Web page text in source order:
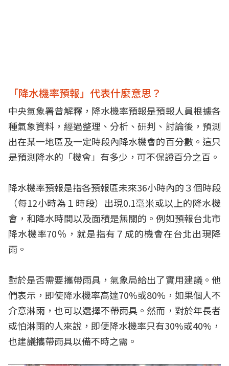
「降水機率預報」代表什麼意思？
中央氣象署曾解釋，降水機率預報是預報人員根據各
種氣象資料，經過整理、分析、研判、討論後，預測
出在某一地區及一定時段內降水機會的百分數。這只
是預測降水的「機會」有多少，可不保證百分之百。
降水機率預報是指各預報區未來36小時內的３個時段
（每12小時為１時段）出現0.1毫米或以上的降水機
會，和降水時間以及面積是無關的。例如預報台北市
降水機率70％，就是指有７成的機會在台北出現降
雨。
對於是否需要攜帶雨具，氣象局給出了實用建議。他
們表示，即使降水機率高達70%或80%，如果個人不
介意淋雨，也可以選擇不帶雨具。然而，對於年長者
或怕淋雨的人來說，即便降水機率只有30%或40%，
也建議攜帶雨具以備不時之需。